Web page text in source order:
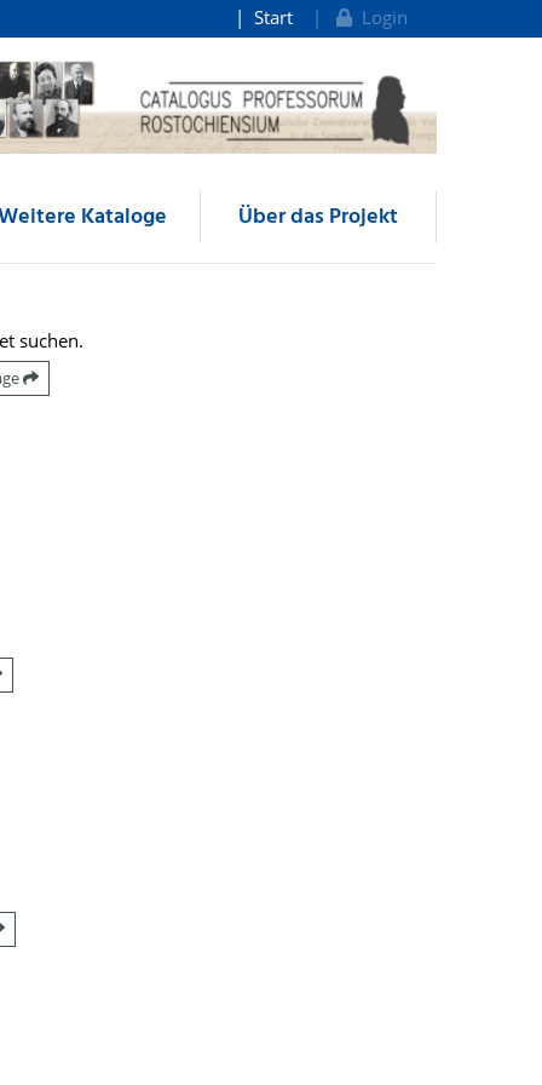
Start Login
Kataloge Über das Projekt
suchen.